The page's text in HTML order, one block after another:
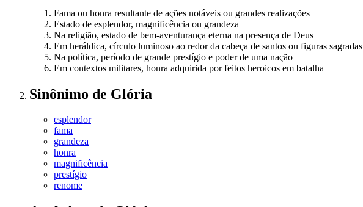
Fama ou honra resultante de ações notáveis ou grandes realizações
Estado de esplendor, magnificência ou grandeza
Na religião, estado de bem-aventurança eterna na presença de Deus
Em heráldica, círculo luminoso ao redor da cabeça de santos ou figuras sagradas
Na política, período de grande prestígio e poder de uma nação
Em contextos militares, honra adquirida por feitos heroicos em batalha
Sinônimo de Glória
esplendor
fama
grandeza
honra
magnificência
prestígio
renome